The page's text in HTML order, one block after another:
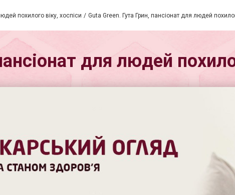
похилого віку, хоспіси Guta Green. Гута Грин, пансіонат для людей
для людей